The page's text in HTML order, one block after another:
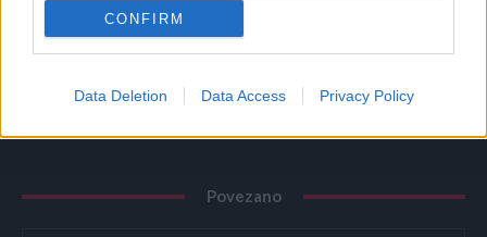
CONFIRM
Data Deletion Data Access Privacy Policy
kesama dalje od travnjaka, jer se spore i dalje mogu
osloboditi ako je jak vjetar, piše Exspress, a prenosi Net.hr.
Povezano